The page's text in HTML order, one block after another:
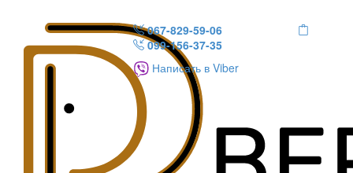
067-829-59-06
099-156-37-35
Написать в Viber